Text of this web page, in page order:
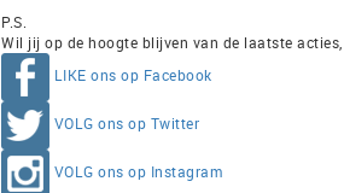
P.S.
Wil jij op de hoogte blijven van de laatste
LIKE ons op Facebook
VOLG ons op Twitter
VOLG ons op Instagram